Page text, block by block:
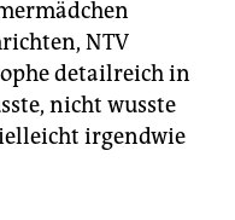
NTV
detailreich in
nicht wusste
irgendwie